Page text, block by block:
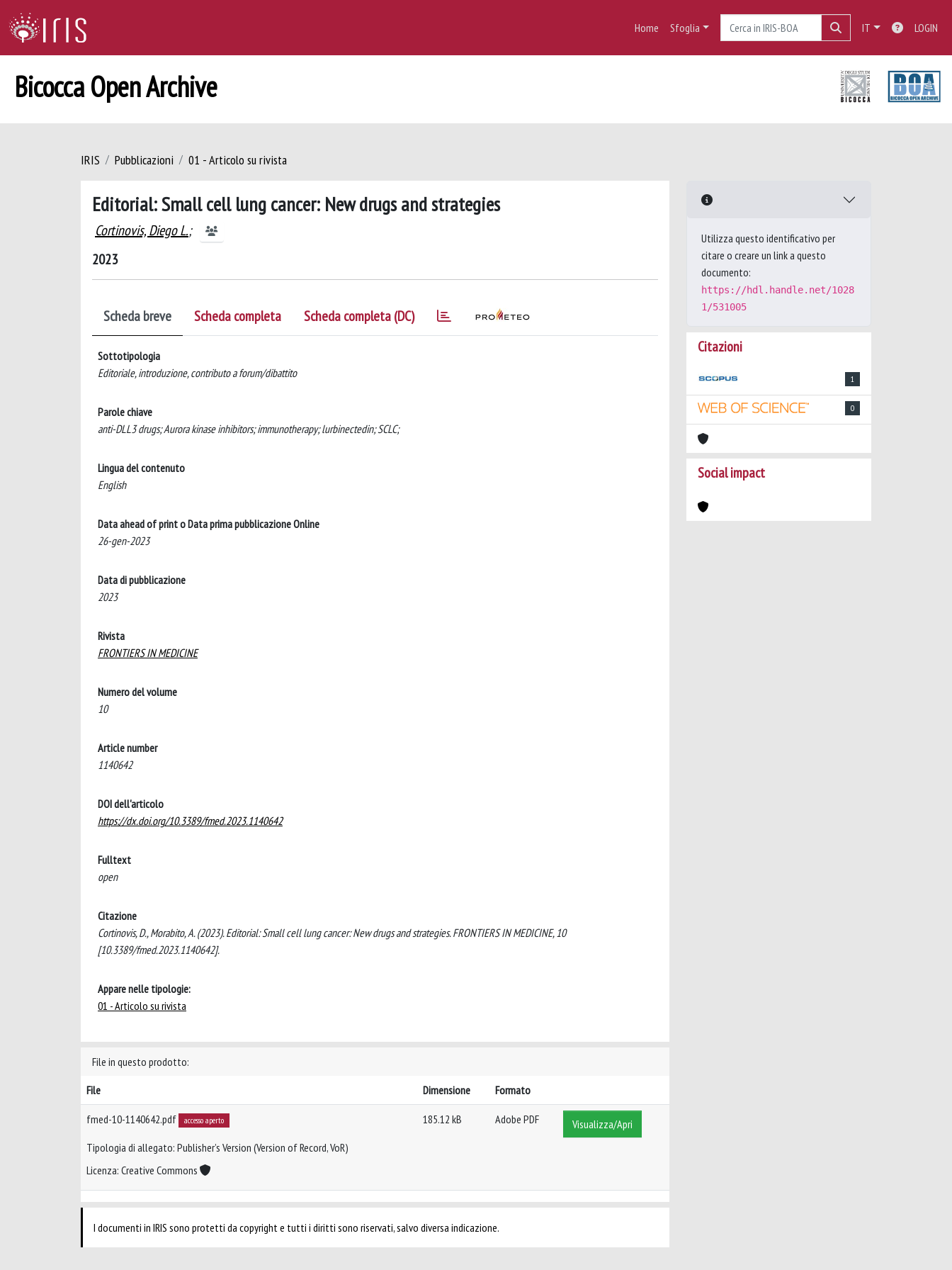
Home Sfoglia IT LOGIN
Bicocca Open Archive
IRIS Pubblicazioni 01 - Articolo su rivista
Editorial: Small cell lung cancer: New drugs and strategies
Cortinovis, Diego L.;
2023
Scheda breve Scheda completa Scheda completa (DC)
Sottotipologia
Editoriale, introduzione, contributo a forum/dibattito
Parole chiave
anti-DLL3 drugs; Aurora kinase inhibitors; immunotherapy; lurbinectedin; SCLC;
Lingua del contenuto
English
Data ahead of print o Data prima pubblicazione Online
26-gen-2023
Data di pubblicazione
2023
Rivista
FRONTIERS IN MEDICINE
Numero del volume
10
Article number
1140642
DOI dell'articolo
https://dx.doi.org/10.3389/fmed.2023.1140642
Fulltext
open
Citazione
Cortinovis, D., Morabito, A. (2023). Editorial: Small cell lung cancer: New drugs and strategies. FRONTIERS IN MEDICINE, 10
[10.3389/fmed.2023.1140642].
Appare nelle tipologie:
01 - Articolo su rivista
File in questo prodotto:
File
Dimensione Formato
fmed-10-1140642.pdf accesso aperto
Tipologia di allegato: Publisher’s Version (Version of Record, VoR)
Licenza: Creative Commons
185.12 kB Adobe PDF Visualizza/Apri
I documenti in IRIS sono protetti da copyright e tutti i diritti sono riservati, salvo diversa indicazione.
Utilizza questo identificativo per
citare o creare un link a questo
documento:
https://hdl.handle.net/1028
1/531005
Citazioni
1
0
Social impact